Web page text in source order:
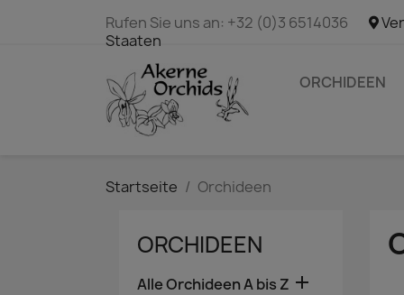
Rufen Sie uns an: +32 (0)3 6514036
Staaten
ORCHIDEEN
Startseite Orchideen
ORCHIDEEN
Alle Orchideen A bis Z 